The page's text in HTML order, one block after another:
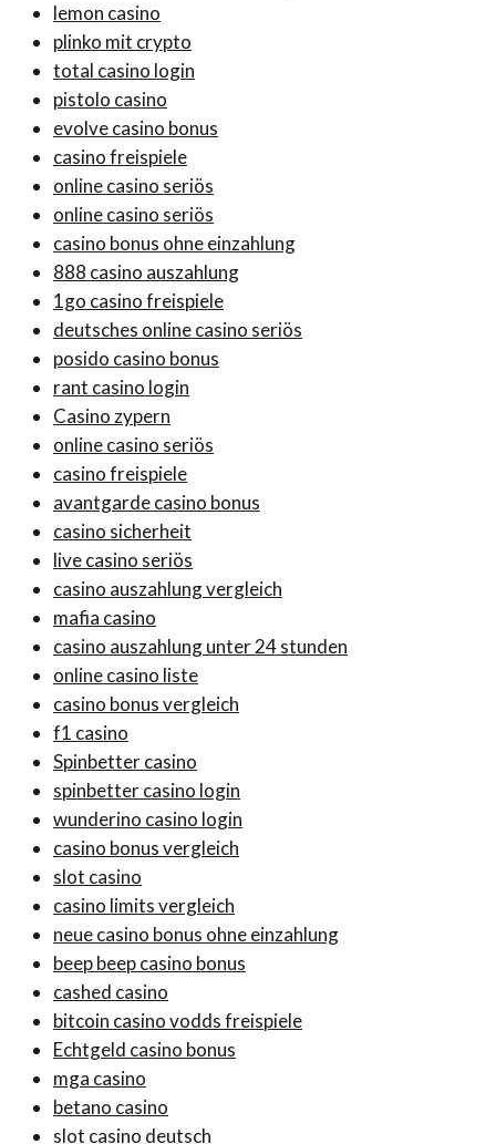
lemon casino
plinko mit crypto
total casino login
pistolo casino
evolve casino bonus
casino freispiele
online casino seriös
online casino seriös
casino bonus ohne einzahlung
888 casino auszahlung
1go casino freispiele
deutsches online casino seriös
posido casino bonus
rant casino login
Casino zypern
online casino seriös
casino freispiele
avantgarde casino bonus
casino sicherheit
live casino seriös
casino auszahlung vergleich
mafia casino
casino auszahlung unter 24 stunden
online casino liste
casino bonus vergleich
f1 casino
Spinbetter casino
spinbetter casino login
wunderino casino login
casino bonus vergleich
slot casino
casino limits vergleich
neue casino bonus ohne einzahlung
beep beep casino bonus
cashed casino
bitcoin casino vodds freispiele
Echtgeld casino bonus
mga casino
betano casino
slot casino deutsch